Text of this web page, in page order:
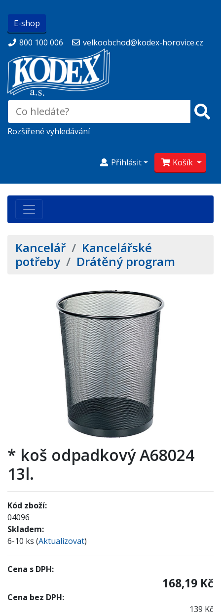
E-shop
800 100 006
velkoobchod@kodex-horovice.cz
Rozšířené vyhledávání
Košík
Přihlásit
Kancelář/ Kancelářské
potřeby/ Drátěný program
* koš odpadkový A68024
13l.
Kód zboží:
04096
Skladem:
6-10 ks (Aktualizovat)
Cena s DPH:
168,19 Kč
Cena bez DPH:
139 Kč